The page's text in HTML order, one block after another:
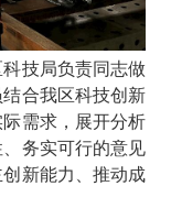
技局负责同志做
合我区科技创新
需求，展开分析
务实可行的意见
新能力、推动成